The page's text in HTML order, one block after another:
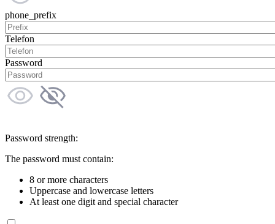
phone_prefix
Telefon
Password
Password strength:
The password must contain:
8 or more characters
Uppercase and lowercase letters
At least one digit and special character